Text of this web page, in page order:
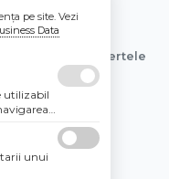
Store SRL
si includ tva. Ofertele
pe site. Vezi
Data
utilizabil
aceste
unui